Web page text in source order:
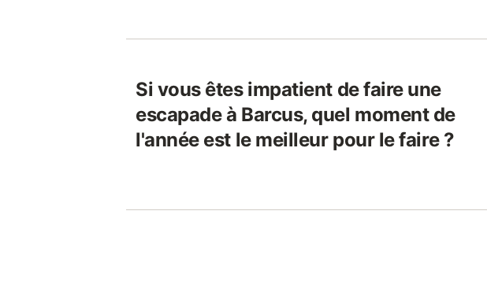
Si vous êtes impatient de faire une
escapade à Barcus, quel moment de
l'année est le meilleur pour le faire ?